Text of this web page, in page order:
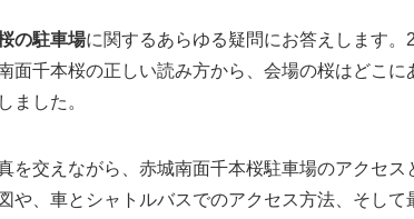
の駐車場に関するあらゆる疑問にお答えします
面千本桜の正しい読み方から、会場の桜はどこ
ました。
を交えながら、赤城南面千本桜駐車場のアクセス
や、車とシャトルバスでのアクセス方法、そし